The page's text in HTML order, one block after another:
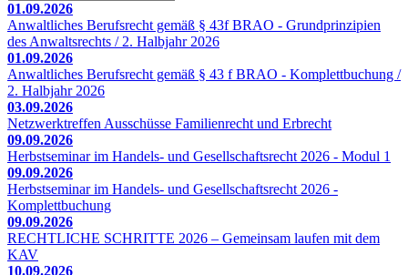
01.09.2026
Anwaltliches Berufsrecht gemäß § 43f BRAO - Grundprinzipien
des Anwaltsrechts / 2. Halbjahr 2026
01.09.2026
Anwaltliches Berufsrecht gemäß § 43 f BRAO - Komplettbuchung /
2. Halbjahr 2026
03.09.2026
Netzwerktreffen Ausschüsse Familienrecht und Erbrecht
09.09.2026
Herbstseminar im Handels- und Gesellschaftsrecht 2026 - Modul 1
09.09.2026
Herbstseminar im Handels- und Gesellschaftsrecht 2026 -
Komplettbuchung
09.09.2026
RECHTLICHE SCHRITTE 2026 – Gemeinsam laufen mit dem
KAV
10.09.2026